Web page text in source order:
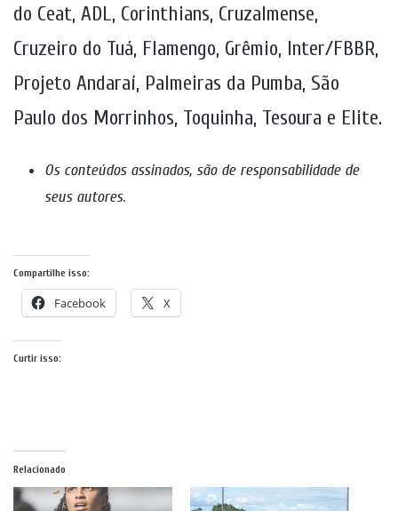
do Ceat, ADL, Corinthians, Cruzalmense,
Cruzeiro do Tuá, Flamengo, Grêmio, Inter/FBBR,
Projeto Andaraí, Palmeiras da Pumba, São
Paulo dos Morrinhos, Toquinha, Tesoura e Elite.
Os conteúdos assinados, são de responsabilidade de
seus autores.
Compartilhe isso:
Facebook X
Curtir isso:
Relacionado